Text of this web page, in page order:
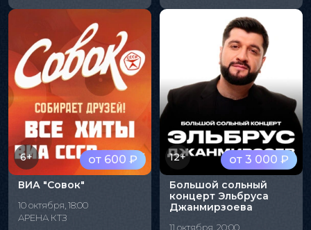
от 600 ₽
6+
ВИА "Совок"
10 октября, 18:00
АРЕНА КТЗ
от 3 000 ₽
12+
Большой сольный
концерт Эльбруса
Джанмирзоева
11 октября, 20:00